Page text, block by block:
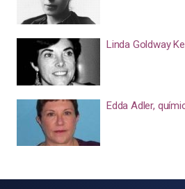
Linda Goldway
Edda Adler,